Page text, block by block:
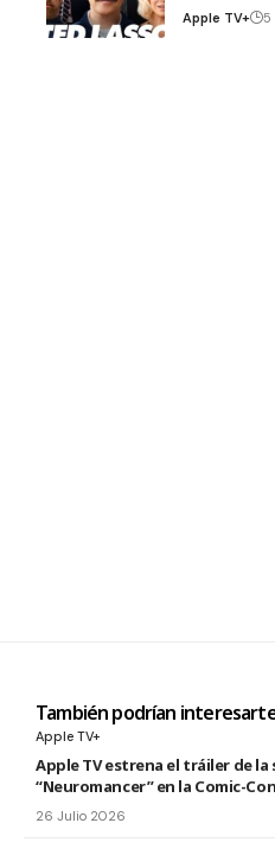
Apple TV+ 5
También podrían
Apple TV+
Apple TV estrena el tráiler de la
“Neuromancer” en la Comic-Con
26 Julio 2026